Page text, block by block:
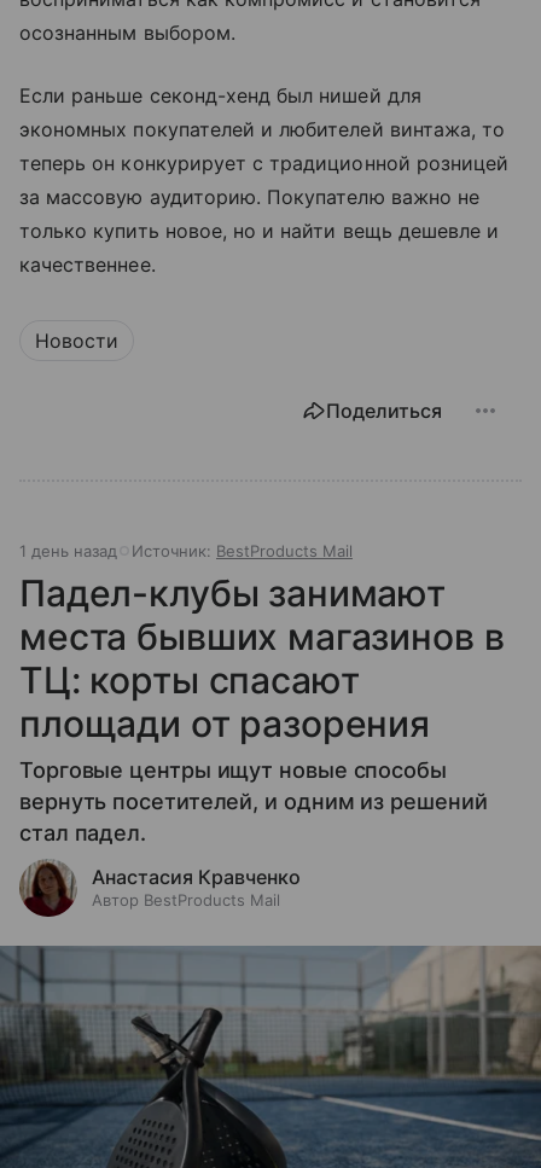
осознанным выбором.
Если раньше секонд-хенд был нишей для
экономных покупателей и любителей винтажа, то
теперь он конкурирует с традиционной розницей
за массовую аудиторию. Покупателю важно не
только купить новое, но и найти вещь дешевле и
качественнее.
Новости
Поделиться
1 день назад Источник: BestProducts Mail
Падел-клубы занимают
места бывших магазинов в
ТЦ: корты спасают
площади от разорения
Торговые центры ищут новые способы
вернуть посетителей, и одним из решений
стал падел.
Анастасия Кравченко
Автор BestProducts Mail